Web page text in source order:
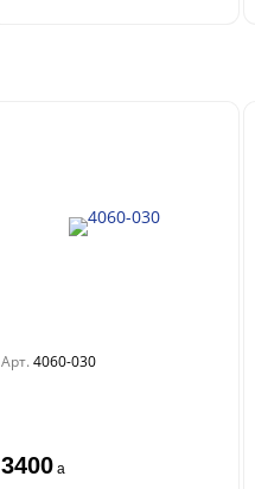
Арт. 4060-030
3400 a